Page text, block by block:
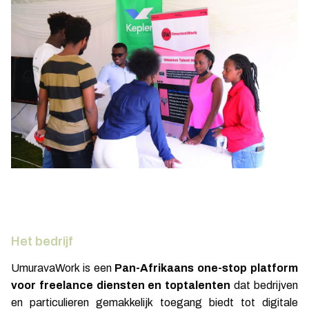
Het bedrijf
UmuravaWork is eenPan-Afrikaans one-stop platform
voor freelance diensten en toptalentendat bedrijven
en particulieren gemakkelijk toegang biedt tot digitale